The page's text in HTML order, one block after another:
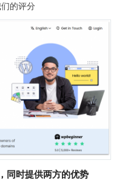
的评分
同时提供两方的优势